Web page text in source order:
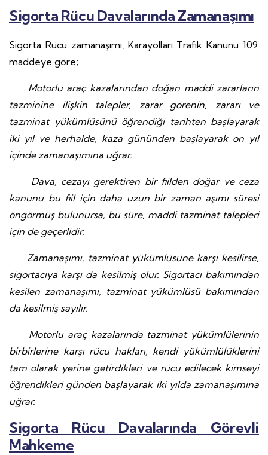
Sigorta Rücu Davalarında Zamanaşımı
Sigorta Rücu zamanaşımı, Karayolları Trafik Kanunu 109.
maddeye göre;
Motorlu araç kazalarından doğan maddi zararların
tazminine ilişkin talepler, zarar görenin, zararı ve
tazminat yükümlüsünü öğrendiği tarihten başlayarak
iki yıl ve herhalde, kaza gününden başlayarak on yıl
içinde zamanaşımına uğrar.
Dava, cezayı gerektiren bir fiilden doğar ve ceza
kanunu bu fiil için daha uzun bir zaman aşımı süresi
öngörmüş bulunursa, bu süre, maddi tazminat talepleri
için de geçerlidir.
Zamanaşımı, tazminat yükümlüsüne karşı kesilirse,
sigortacıya karşı da kesilmiş olur. Sigortacı bakımından
kesilen zamanaşımı, tazminat yükümlüsü bakımından
da kesilmiş sayılır.
Motorlu araç kazalarında tazminat yükümlülerinin
birbirlerine karşı rücu hakları, kendi yükümlülüklerini
tam olarak yerine getirdikleri ve rücu edilecek kimseyi
öğrendikleri günden başlayarak iki yılda zamanaşımına
uğrar.
Sigorta Rücu Davalarında Görevli
Mahkeme